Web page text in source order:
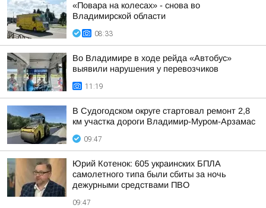
«Повара на колесах» - снова во
Владимирской области
08:33
Во Владимире в ходе рейда «Автобус»
выявили нарушения у перевозчиков
11:19
В Судогодском округе стартовал ремонт 2,8
км участка дороги Владимир-Муром-Арзамас
09:47
Юрий Котенок: 605 украинских БПЛА
самолетного типа были сбиты за ночь
дежурными средствами ПВО
09:47